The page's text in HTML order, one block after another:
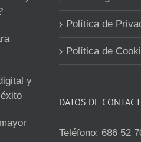
y
Política de
Política de
DATOS DE
Teléfono: 686 52